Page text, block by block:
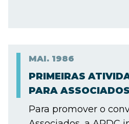
MAI. 1986
PRIMEIRAS
PARA ASSOCIADOS
Para promover o